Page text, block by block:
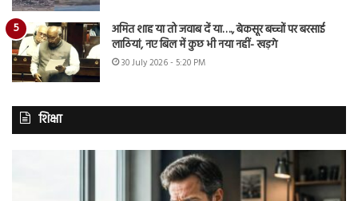
अमित शाह या तो जवाब दें या…., बेकसूर बच्चों पर बरसाई
लाठियां, नए बिल में कुछ भी नया नहीं- खड़गे
30 July 2026 - 5:20 PM
शिक्षा